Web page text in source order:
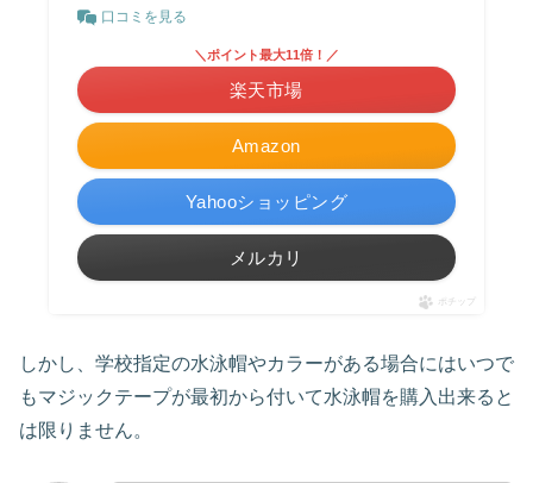
口コミを見る
Amazon
＼ポイント最大11倍！／
楽天市場
Yahooショッピング
メルカリ
ポチップ
しかし、学校指定の水泳帽やカラーがある場合にはいつで
もマジックテープが最初から付いて水泳帽を購入出来ると
は限りません。